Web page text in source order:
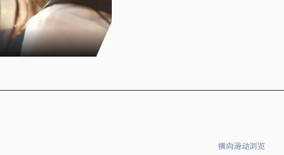
横向滑动浏览